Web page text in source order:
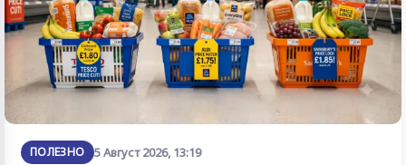
ПОЛЕЗНО 5 Август 2026, 13:19